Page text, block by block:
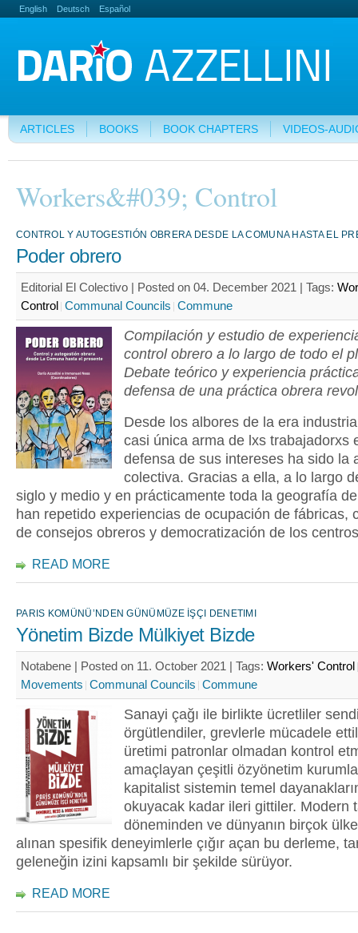
English Deutsch Español
ARTICLES BOOKS BOOK CHAPTERS VIDEOS-
Workers&#039; Control
CONTROL Y AUTOGESTIÓN OBRERA DESDE LA COMUNA HASTA EL
Poder obrero
Editorial El Colectivo | Posted on 04. December 2021 | Tags:
Control Communal Councils Commune
Compilación y estudio de
control obrero a lo largo de todo el
Debate teórico y experiencia
defensa de una práctica obrera
Desde los albores de la era
casi única arma de lxs trabajadorxs
defensa de sus intereses ha sido la
colectiva. Gracias a ella, a lo largo
siglo y medio y en prácticamente toda la geografía
han repetido experiencias de ocupación de fábricas,
de consejos obreros y democratización de los
READ MORE
PARIS KOMÜNÜ’NDEN GÜNÜMÜZE İŞÇI DENETIMI
Yönetim Bizde Mülkiyet Bizde
Notabene | Posted on 11. October 2021 | Tags: Workers' Control
Movements Communal Councils Commune
Sanayi çağı ile birlikte ücretliler
örgütlendiler, grevlerle mücadele
üretimi patronlar olmadan kontrol
amaçlayan çeşitli özyönetim
kapitalist sistemin temel
okuyacak kadar ileri gittiler. Modern
döneminden ve dünyanın birçok
alınan spesifik deneyimlerle çığır açan bu derleme,
geleneğin izini kapsamlı bir şekilde sürüyor.
READ MORE